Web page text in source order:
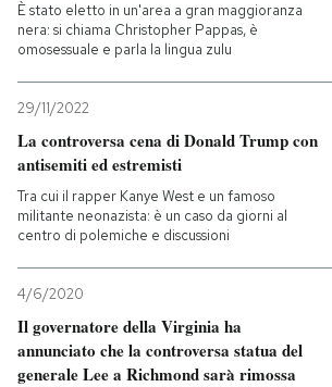
È stato eletto in un'area a gran maggioranza
nera: si chiama Christopher Pappas, è
omosessuale e parla la lingua zulu
29/11/2022
La controversa cena di Donald Trump con
antisemiti ed estremisti
Tra cui il rapper Kanye West e un famoso
militante neonazista: è un caso da giorni al
centro di polemiche e discussioni
4/6/2020
Il governatore della Virginia ha
annunciato che la controversa statua del
generale Lee a Richmond sarà rimossa